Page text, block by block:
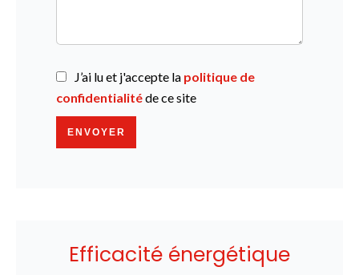
J’ai lu et j'accepte la politique de
confidentialitéde ce site
ENVOYER
Efficacité énergétique